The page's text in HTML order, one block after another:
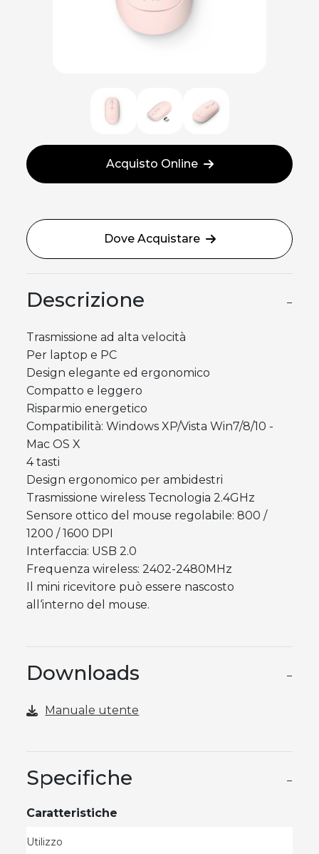
Acquisto Online
Dove Acquistare
Descrizione −
Trasmissione ad alta velocità
Per laptop e PC
Design elegante ed ergonomico
Compatto e leggero
Risparmio energetico
Compatibilità: Windows XP/Vista Win7/8/10 -
Mac OS X
4 tasti
Design ergonomico per ambidestri
Trasmissione wireless Tecnologia 2.4GHz
Sensore ottico del mouse regolabile: 800 /
1200 / 1600 DPI
Interfaccia: USB 2.0
Frequenza wireless: 2402-2480MHz
Il mini ricevitore può essere nascosto
all‘interno del mouse.
Downloads −
Manuale utente
Specifiche −
Caratteristiche
Utilizzo